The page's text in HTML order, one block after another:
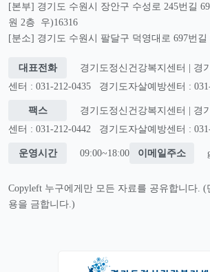
[본부] 경기도 수원시 장안구 수성로 245번길
원 2층 우)16316
[분소] 경기도 수원시 팔달구 덕영대로 697번
대표전화
경기도정신건강복지센터 | 경
센터 : 031-212-0435
경기도자살예방센터 :
팩스
경기도정신건강복지센터 | 경
센터 : 031-212-0442
경기도자살예방센터 :
운영시간 09:00~18:00 이메일주소
Copyleft 누구에게만 모든 자료를 공유합니다.
용을 금합니다.)